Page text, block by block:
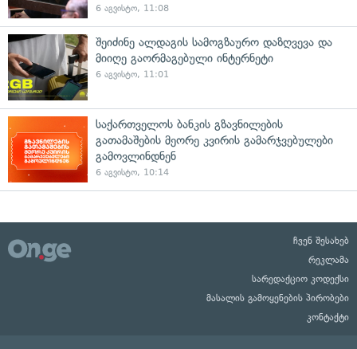
6 აგვისტო, 11:08
შეიძინე ალდაგის სამოგზაურო დაზღვევა და
მიიღე გაორმაგებული ინტერნეტი
6 აგვისტო, 11:01
საქართველოს ბანკის გზავნილების
გათამაშების მეორე კვირის გამარჯვებულები
გამოვლინდნენ
6 აგვისტო, 10:14
ჩვენ შესახებ
რეკლამა
სარედაქციო კოდექსი
მასალის გამოყენების პირობები
კონტაქტი